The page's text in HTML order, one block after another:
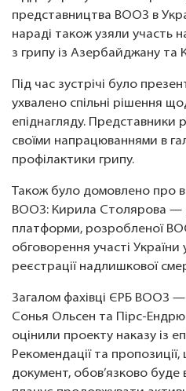
представництва ВООЗ в
нараді також узяли участь
з грипу із Азербайджану та
Під час зустрічі було
ухвалено спільні рішення
епіднагляду. Представники
своїми напрацюваннями в
профілактики грипу.
Також було домовлено про
ВООЗ: Кирила Столярова —
платформи, розробленої
обговорення участі України
реєстрації надлишкової
Загалом фахівці ЄРБ ВООЗ
Сонья Ольсен та Пірс-
оцінили проекту наказу із
Рекомендації та
документ, обов’язково буде